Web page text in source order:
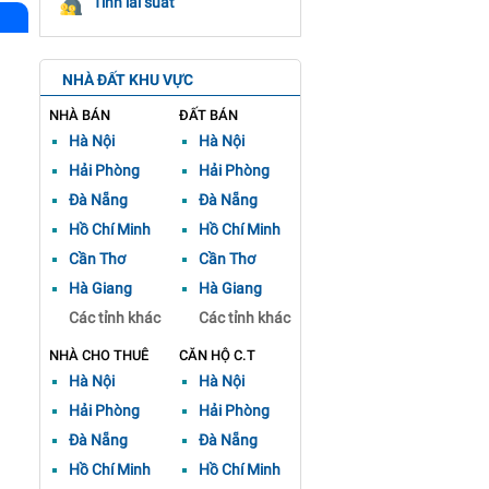
NHÀ ĐẤT KHU VỰC
NHÀ BÁN
Hà Nội
Hải Phòng
Đà Nẵng
Hồ Chí Minh
Cần Thơ
Hà Giang
Các tỉnh khác
ĐẤT BÁN
Hà Nội
Hải Phòng
Đà Nẵng
Hồ Chí Minh
Cần Thơ
Hà Giang
Các tỉnh khác
NHÀ CHO THUÊ
Hà Nội
Hải Phòng
Đà Nẵng
Hồ Chí Minh
CĂN HỘ C.T
Hà Nội
Hải Phòng
Đà Nẵng
Hồ Chí Minh